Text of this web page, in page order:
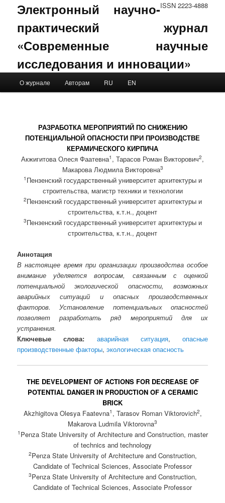
ISSN 2223-4888
Электронный научно-
практический журнал
«Современные научные
исследования и инновации»
Skip to primary content
Skip to secondary content
О журнале Авторам RU EN
РАЗРАБОТКА МЕРОПРИЯТИЙ ПО СНИЖЕНИЮ
ПОТЕНЦИАЛЬНОЙ ОПАСНОСТИ ПРИ ПРОИЗВОДСТВЕ
КЕРАМИЧЕСКОГО КИРПИЧА
Акжигитова Олеся Фаатевна1 , Тарасов Роман Викторович2,
Макарова Людмила Викторовна3
1 Пензенский государственный университет архитектуры и
строительства, магистр техники и технологии
2Пензенский государственный университет архитектуры и
строительства, к.т.н., доцент
3Пензенский государственный университет архитектуры и
строительства, к.т.н., доцент
Аннотация
В настоящее время при организации производства особое
внимание уделяется вопросам, связанным с оценкой
потенциальной экологической опасности, возможных
аварийных ситуаций и опасных производственных
факторов. Установление потенциальных опасностей
позволяет разработать ряд мероприятий для их
устранения.
Ключевые слова:
аварийная ситуация, опасные
производственные факторы,экологическая опасность
THE DEVELOPMENT OF ACTIONS FOR DECREASE OF
POTENTIAL DANGER IN PRODUCTION OF A CERAMIC
BRICK
Akzhigitova Olesya Faatevna1 , Tarasov Roman Viktorovich2,
Makarova Ludmila Viktorovna3
1 Penza State University of Architecture and Construction, master
of technics and technology
2Penza State University of Architecture and Construction,
Candidate of Technical Sciences, Associate Professor
3Penza State University of Architecture and Construction,
Candidate of Technical Sciences, Associate Professor